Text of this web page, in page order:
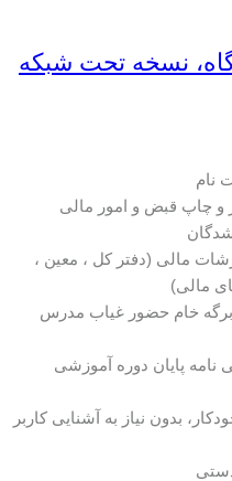
نسخه تحت شبکه
نام
و چاپ قبض و امور مالی
مالی (دفتر کل ، معین ،
مالی)
خام حضور غیاب مدرس
نامه پایان دوره آموزشی
بدون نیاز به آشنایی کاربر